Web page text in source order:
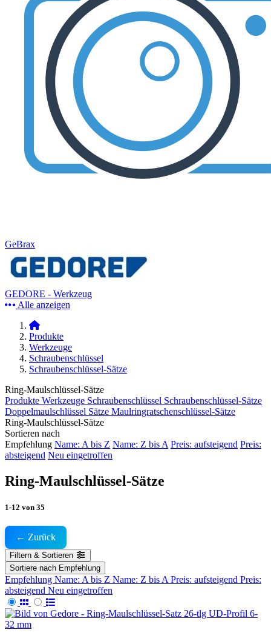
GeBrax
GEDORE - Werkzeug
Alle anzeigen
Produkte
Werkzeuge
Schraubenschlüssel
Schraubenschlüssel-Sätze
Ring-Maulschlüssel-Sätze
Produkte Werkzeuge Schraubenschlüssel Schraubenschlüssel-Sätze
Doppelmaulschlüssel Sätze Maulringratschenschlüssel-Sätze
Ring-Maulschlüssel-Sätze
Sortieren nach
Empfehlung Name: A bis Z Name: Z bis A Preis: aufsteigend Preis:
absteigend Neu eingetroffen
Ring-Maulschlüssel-Sätze
1-12 von 35
← Zurück
Filtern & Sortieren
Sortiere nach Empfehlung
Empfehlung Name: A bis Z Name: Z bis A Preis: aufsteigend Preis:
absteigend Neu eingetroffen